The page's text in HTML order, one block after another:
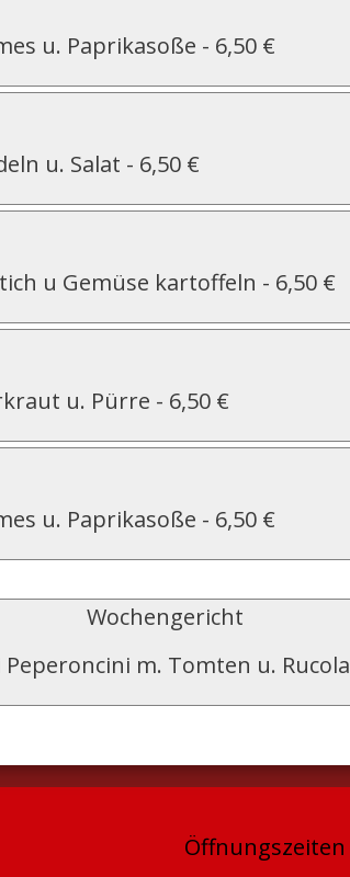
u. Paprikasoße - 6,50 €
u. Salat - 6,50 €
u Gemüse kartoffeln - 6,50 €
u. Pürre - 6,50 €
u. Paprikasoße - 6,50 €
Wochengericht
m. Tomten u. Rucola
Öffnungszeiten